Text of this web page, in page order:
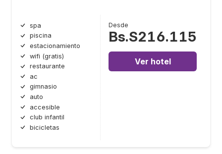
spa
piscina
estacionamiento
wifi (gratis)
restaurante
ac
gimnasio
auto
accesible
club infantil
bicicletas
Desde
Bs.S216.115
Ver hotel